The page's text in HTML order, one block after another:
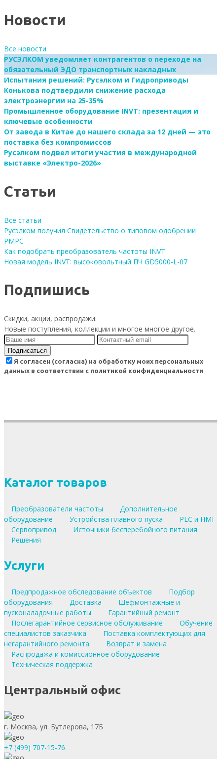
Новости
Все новости
РУСЭЛКОМ уведомляет контрагентов о переходе на
обязательный ЭДО транспортных накладных
Испытания решений: Русэлком и Гидроприводы
Конькова подтвердили снижение расхода
электроэнергии на 25-35%
Промышленное оборудование INVT: презентация и
ключевые особенности
От завода в Китае до нашего склада за 12 дней — это
поставка без компромиссов
Русэлком подвел итоги участия в международной
выставке «Электро-2026»
Статьи
Все статьи
Русэлком получил Свидетельство о типовом одобрении
РМРС
Как подобрать преобразователь частоты INVT
Новая модель INVT: высоковольтный ПЧ GD5000-L-07
Подпишись
Скидки, акции, распродажи.
Новые поступления, коллекции и многое многое другое.
Подписаться
Я согласен (согласна) на обработку моих персональных
данных в соответствии с политикой конфиденциальности
Каталог товаров
Преобразователи частоты
Дополнительное
оборудование
Устройства плавного пуска
PLC и HMI
Сервопривод
Источники бесперебойного питания
Решения
Услуги
Предпродажное обследование объектов
Подбор
оборудования
Доставка
Шефмонтажные и
пусконаладочные работы
Гарантийный ремонт
Послегарантийное сервисное обслуживание
Обучение
специалистов заказчика
Поставка комплектующих для
негарантийного ремонта
Возврат и замена
Распродажа и комиссионное оборудование
Техническая поддержка
Центральный офис
г. Москва, ул. Бутлерова, 17Б
+7 (499) 707-15-76